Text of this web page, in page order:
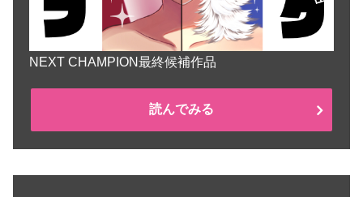
NEXT CHAMPION最終候補作品
読んでみる